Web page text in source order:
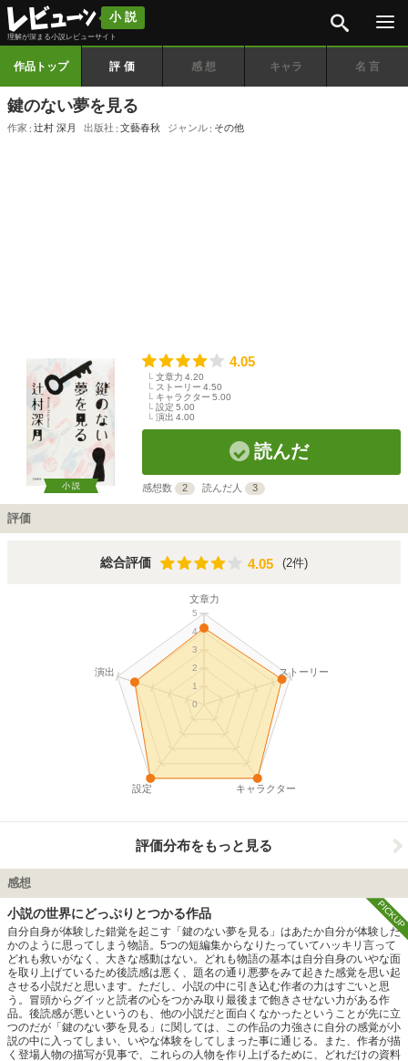
小説
理解が深まる小説レビューサイト
作品トップ 評価 感想 キャラ 名言
鍵のない夢を見る
作家 辻村 深月 出版社 文藝春秋 ジャンル その他
小説
4.05
文章力 4.20
ストーリー 4.50
キャラクター 5.00
設定 5.00
演出 4.00
読んだ
感想数 2 読んだ人 3
評価
総合評価 4.05
4.05 (2件)
文章力
ストーリー
キャラクター
設定
演出
0
1
2
3
4
5
評価分布をもっと見る
感想
小説の世界にどっぷりとつかる作品
自分自身が体験した錯覚を起こす「鍵のない夢を見る」はあたか自分が体験した
かのように思ってしまう物語。5つの短編集からなりたっていてハッキリ言って
どれも救いがなく、大きな感動はない。どれも物語の基本は自分自身のいやな面
を取り上げているため後読感は悪く、題名の通り悪夢をみて起きた感覚を思い起
させる小説だと思います。ただし、小説の中に引き込む作者の力はすごいと思
う。冒頭からグイッと読者の心をつかみ取り最後まで飽きさせない力がある作
品。後読感が悪いというのも、他の小説だと面白くなかったということが先に立
つのだが「鍵のない夢を見る」に関しては、この作品の力強さに自分の感覚が小
説の中に入ってしまい、いやな体験をしてしまった事に通じる。また、作者が描
く登場人物の描写が見事で、これらの人物を作り上げるために、どれだけの資料
PICKUP